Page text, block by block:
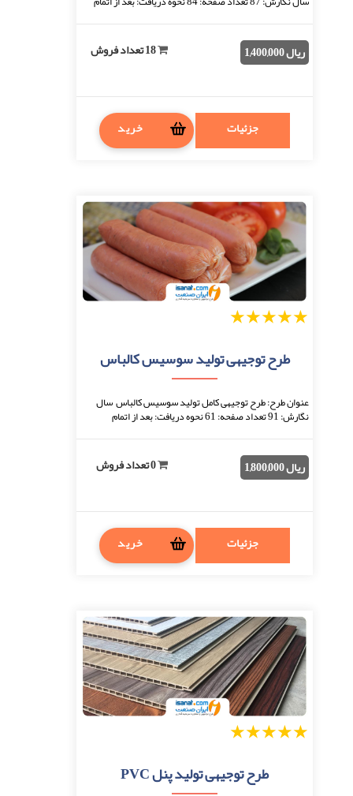
ریال 1,400,000
جزئیات خرید
5
4
3
2
طرح توجیهی تولید سوسیس کالباس
عنوان طرح: طرح توجیهی کامل تولید سوسیس کالباس سال
نگارش: 91 تعداد صفحه: 61 نحوه دریافت: بعد از اتمام
ریال 1,800,000
جزئیات خرید
5
4
3
2
طرح توجیهی تولید پنل PVC